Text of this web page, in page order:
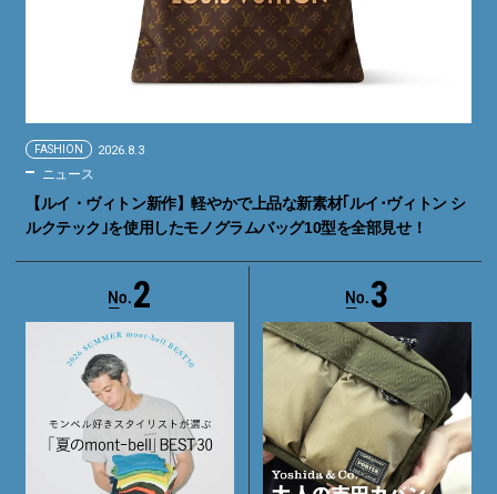
FASHION 2026.8.3
ニュース
【ルイ・ヴィトン新作】軽やかで上品な新素材｢ルイ･ヴィトン シ
ルクテック｣を使用したモノグラムバッグ10型を全部見せ！
2 3